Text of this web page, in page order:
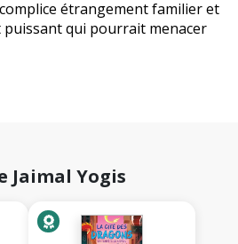
étrangement familier et
qui pourrait menacer
Jaimal Yogis